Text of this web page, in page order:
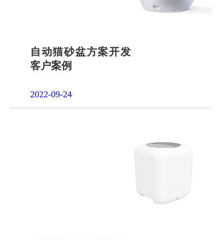
自动猫砂盆方案开发
客户案例
2022-09-24